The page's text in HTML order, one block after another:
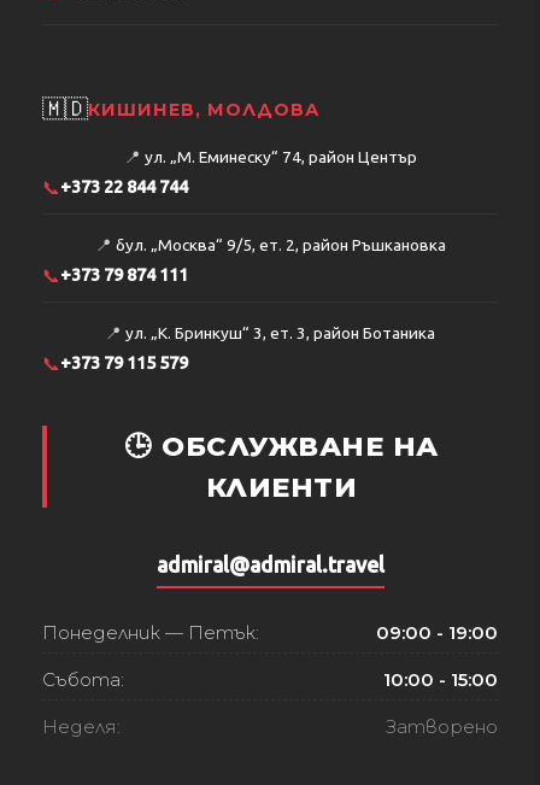
🇲🇩КИШИНЕВ, МОЛДОВА
📍 ул. „М. Еминеску“ 74, район Център
📞+373 22 844 744
📍 бул. „Москва“ 9/5, ет. 2, район Ръшкановка
📞+373 79 874 111
📍 ул. „К. Бринкуш“ 3, ет. 3, район Ботаника
📞+373 79 115 579
🕒 ОБСЛУЖВАНЕ НА
КЛИЕНТИ
admiral@admiral.travel
Понеделник — Петък: 09:00 - 19:00
Събота: 10:00 - 15:00
Неделя: Затворено